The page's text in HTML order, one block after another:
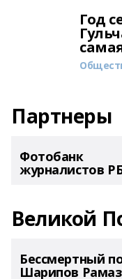
Год
Партнеры
Фотобанк
журналистов
Великой
Бессмертный
Шарипов